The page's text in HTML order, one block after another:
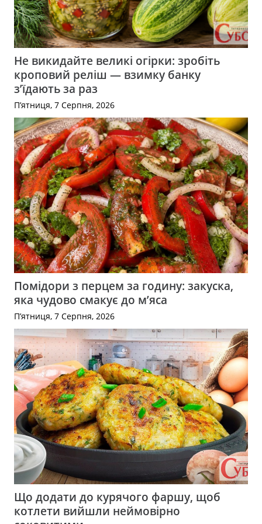
Не викидайте великі огірки: зробіть
кроповий реліш — взимку банку
з’їдають за раз
П’ятниця, 7 Серпня, 2026
Помідори з перцем за годину: закуска,
яка чудово смакує до м’яса
П’ятниця, 7 Серпня, 2026
Що додати до курячого фаршу, щоб
котлети вийшли неймовірно